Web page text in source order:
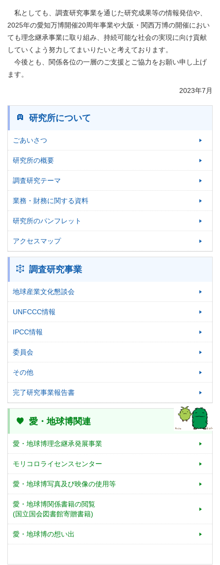
私としても、調査研究事業を通じた研究成果等の情報発信や、
2025年の愛知万博開催20周年事業や大阪・関西万博の開催におい
ても理念継承事業に取り組み、持続可能な社会の実現に向け貢献
していくよう努力してまいりたいと考えております。
今後とも、関係各位の一層のご支援とご協力をお願い申し上げ
ます。
2023年7月
研究所について
ごあいさつ
研究所の概要
調査研究テーマ
業務・財務に関する資料
研究所のパンフレット
アクセスマップ
調査研究事業
地球産業文化懇談会
UNFCCC情報
IPCC情報
委員会
その他
完了研究事業報告書
愛・地球博関連
愛・地球博理念継承発展事業
モリコロライセンスセンター
愛・地球博写真及び映像の使用等
愛・地球博関係書籍の閲覧
(国立国会図書館寄贈書籍)
愛・地球博の想い出